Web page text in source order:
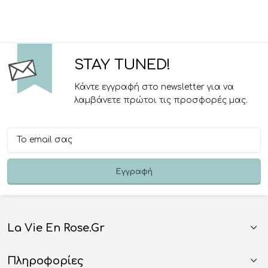
STAY TUNED!
Κάντε εγγραφή στο newsletter για να
λαμβάνετε πρώτοι τις προσφορές μας.
La Vie En Rose.gr
Πληροφορίες